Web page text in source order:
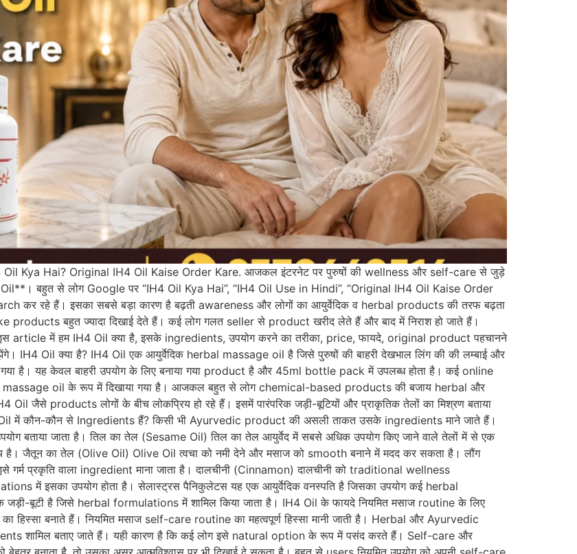
Kya Hai? Original IH4 Oil Kaise Order Kare. आजकल इंटरनेट पर पुरुषों की wellness और self-care से जुड़े
बहुत से लोग Google पर “IH4 Oil Kya Hai”, “IH4 Oil Use in Hindi”, “Original IH4 Oil Kaise Order
कर रहे हैं। इसका सबसे बड़ा कारण है बढ़ती awareness और लोगों का आयुर्वेदिक व herbal products की तरफ बढ़ता
products बहुत ज्यादा दिखाई देते हैं। कई लोग गलत seller से product खरीद लेते हैं और बाद में निराश हो जाते हैं।
article में हम IH4 Oil क्या है, इसके ingredients, उपयोग करने का तरीका, price, फायदे, original product पहचानने
IH4 Oil क्या है? IH4 Oil एक आयुर्वेदिक herbal massage oil है जिसे पुरुषों की बाहरी देखभाल लिंग की की लम्बाई और
है। यह केवल बाहरी उपयोग के लिए बनाया गया product है और 45ml bottle pack में उपलब्ध होता है। कई online
oil के रूप में दिखाया गया है। आजकल बहुत से लोग chemical-based products की बजाय herbal और
जैसे products लोगों के बीच लोकप्रिय हो रहे हैं। इसमें पारंपरिक जड़ी-बूटियों और प्राकृतिक तेलों का मिश्रण बताया
Oil में कौन-कौन से Ingredients हैं? किसी भी Ayurvedic product की असली ताकत उसके ingredients माने जाते हैं।
जाता है। तिल का तेल (Sesame Oil) तिल का तेल आयुर्वेद में सबसे अधिक उपयोग किए जाने वाले तेलों में से एक
है। जैतून का तेल (Olive Oil) Olive Oil त्वचा को नमी देने और मसाज को smooth बनाने में मदद कर सकता है। लौंग
गर्म प्रकृति वाला ingredient माना जाता है। दालचीनी (Cinnamon) दालचीनी को traditional wellness
में इसका उपयोग होता है। सेलास्ट्रस पैनिकुलेटस यह एक आयुर्वेदिक वनस्पति है जिसका उपयोग कई herbal
जड़ी-बूटी है जिसे herbal formulations में शामिल किया जाता है। IH4 Oil के फायदे नियमित मसाज routine के लिए
बनाते हैं। नियमित मसाज self-care routine का महत्वपूर्ण हिस्सा मानी जाती है। Herbal और Ayurvedic
शामिल बताए जाते हैं। यही कारण है कि कई लोग इसे natural option के रूप में पसंद करते हैं। Self-care और